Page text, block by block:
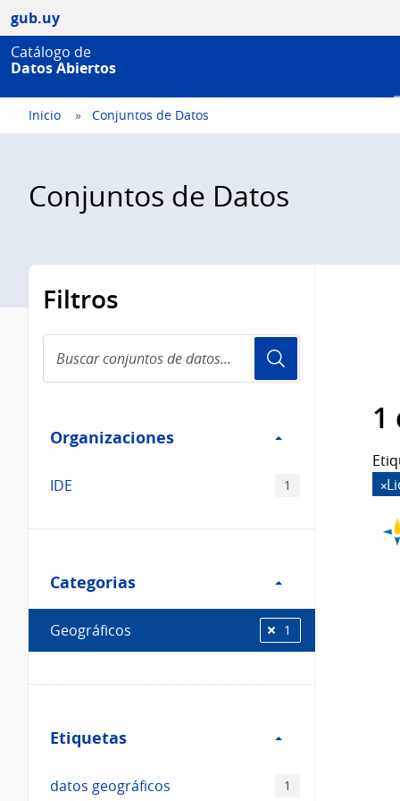
gub.uy
Catálogo de
Datos Abiertos
Inicio Conjuntos de Datos
Conjuntos de Datos
Filtros
conjuntos
de
Organizaciones
Organizaciones
IDE 1
Categorias
Categorias
Geográficos 1
Etiquetas
Etiquetas
datos geográficos 1
1